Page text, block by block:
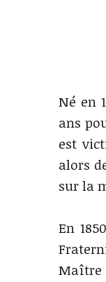
Né en
ans
est
alors
sur la
En
Maître